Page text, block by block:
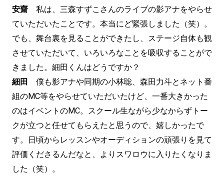
安齋 私は、三森すずこさんのライブの影アナをやらせ
ていただいたことです。本当にど緊張しました（笑）。
でも、舞台裏を見ることができたし、ステージ自体も観
させていただいて、いろいろなことを吸収することがで
きました。細田くんはどうですか？
細田
僕も影アナや同期の小林聡、森田力斗とネット番
組のMC等をやらせていただいたけど、一番大きかった
のはイベントのMC。スクール生ながら少なからずトー
クが立つと任せてもらえたと思うので、嬉しかったで
す。日頃からレッスンやオーディションの頑張りを見て
評価くださるんだなと、よりスワロウに入りたくなりま
した（笑）。